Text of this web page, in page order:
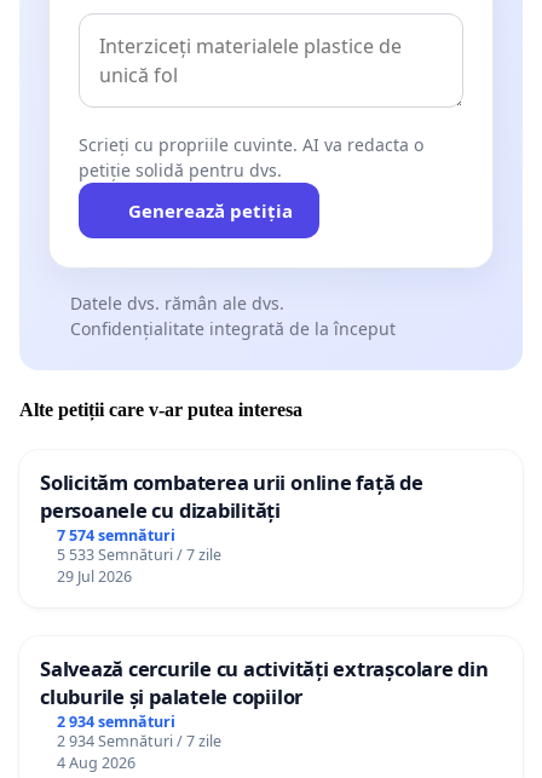
Scrieți cu propriile cuvinte. AI va redacta o
petiție solidă pentru dvs.
Generează petiția
Datele dvs. rămân ale dvs.
Confidențialitate integrată de la început
Alte petiții care v-ar putea interesa
Solicităm combaterea urii online față de
persoanele cu dizabilități
7 574 semnături
5 533 Semnături / 7 zile
29 Jul 2026
Salvează cercurile cu activități extrașcolare din
cluburile și palatele copiilor
2 934 semnături
2 934 Semnături / 7 zile
4 Aug 2026